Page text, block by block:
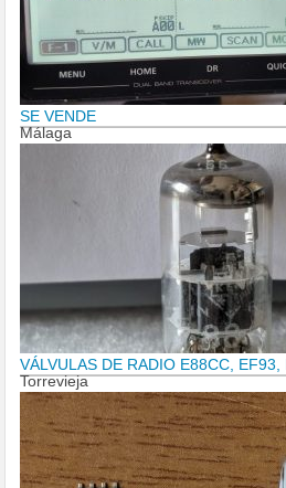
SE VENDE
Málaga
VÁLVULAS DE RADIO E88CC, EF93,
Torrevieja